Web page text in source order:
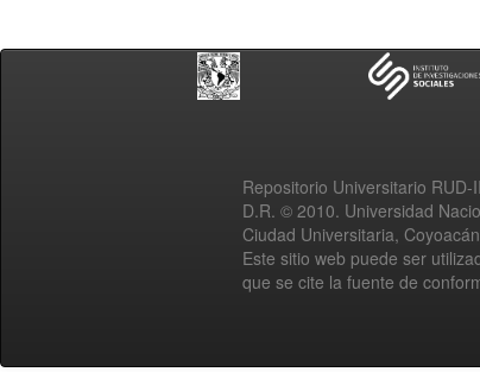
Repositorio Universitario RUD-
D.R. © 2010. Universidad
Ciudad Universitaria,
Este sitio web puede ser
que se cite la fuente de